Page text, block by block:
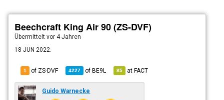
Beechcraft King Air 90 (ZS-DVF)
Übermitteltvor 4 Jahren
18 JUN 2022.
1 of ZS-DVF 4227 ofBE9L 85 atFACT
Guido Warnecke